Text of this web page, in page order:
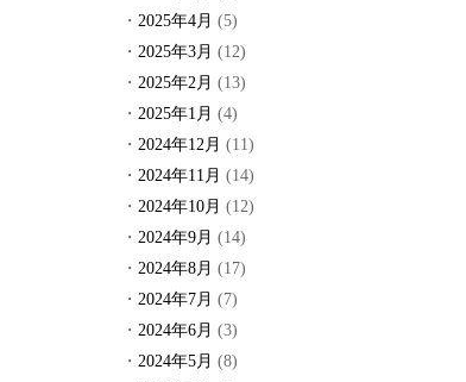
2025年4月 (5)
2025年3月 (12)
2025年2月 (13)
2025年1月 (4)
2024年12月 (11)
2024年11月 (14)
2024年10月 (12)
2024年9月 (14)
2024年8月 (17)
2024年7月 (7)
2024年6月 (3)
2024年5月 (8)